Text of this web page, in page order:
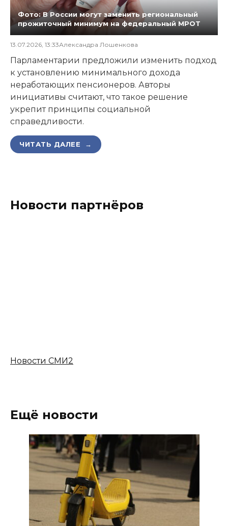
Фото: В России могут заменить региональный
прожиточный минимум на федеральный МРОТ
13.07.2026, 13:33Александра Лошенкова
Парламентарии предложили изменить подход
к установлению минимального дохода
неработающих пенсионеров. Авторы
инициативы считают, что такое решение
укрепит принципы социальной
справедливости.
ЧИТАТЬ ДАЛЕЕ →
Новости партнёров
Новости СМИ2
Ещё новости